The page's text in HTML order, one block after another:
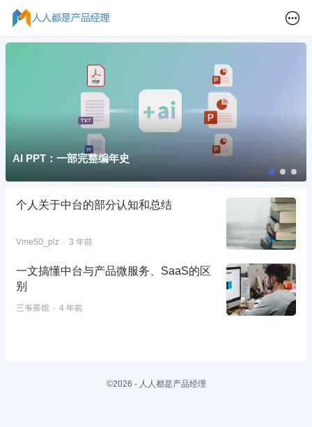
AI PPT：一部完整编年史
个人关于中台的部分认知和总结
Vme50_plz 3 年前
一文搞懂中台与产品微服务、SaaS的区
别
三爷茶馆 4 年前
©2026 - 人人都是产品经理